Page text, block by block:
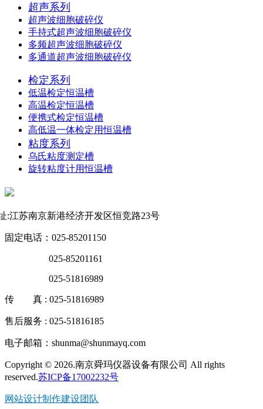
超声系列
超声波细胞破碎仪
手持式超声波细胞破碎仪
多频超声波细胞破碎仪
多通道超声波细胞破碎仪
检定系列
低温检定恒温槽
高温检定恒温槽
便携式检定恒温槽
高低温一体检定用恒温槽
粘度系列
乌氏粘度测定槽
旋转粘度计用恒温槽
:江苏南京新港经济开发区恒竞路23号
固定电话：025-85201150
025-85201161
025-51816989
传 真 : 025-51816989
售后服务 : 025-51816185
电子邮箱：shunma@shunmayq.com
Copyright © 2026.南京舜玛仪器设备有限公司 All rights
reserved.苏ICP备17002232号
网站设计制作建设团队